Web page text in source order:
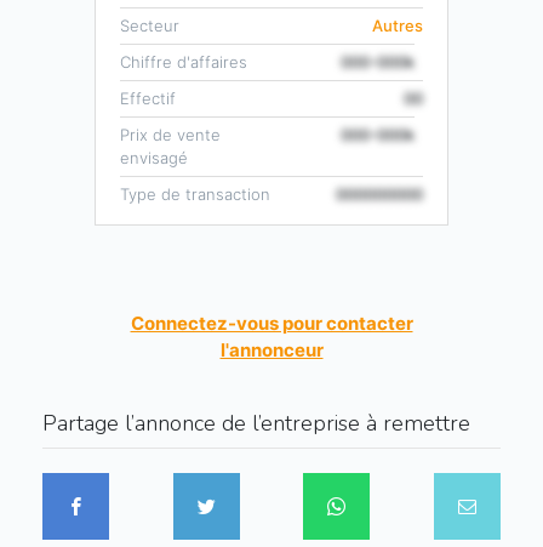
Secteur
Autres
Chiffre d'affaires
000-000k
Effectif
00
Prix de vente
envisagé
000-000k
Type de transaction 000000000
Connectez-vous pour contacter
l'annonceur
Partage l’annonce de l’entreprise à remettre